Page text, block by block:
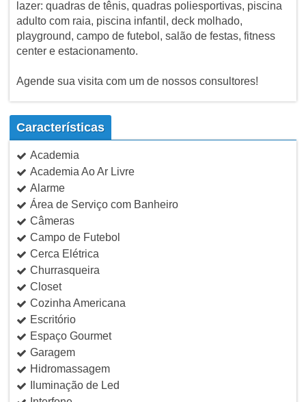
lazer: quadras de tênis, quadras poliesportivas, piscina
adulto com raia, piscina infantil, deck molhado,
playground, campo de futebol, salão de festas, fitness
center e estacionamento.
Agende sua visita com um de nossos consultores!
Características
Academia
Academia Ao Ar Livre
Alarme
Área de Serviço com Banheiro
Câmeras
Campo de Futebol
Cerca Elétrica
Churrasqueira
Closet
Cozinha Americana
Escritório
Espaço Gourmet
Garagem
Hidromassagem
Iluminação de Led